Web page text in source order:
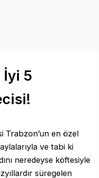
İyi 5
Trabzon’un en özel
ve tabi ki
neredeyse köftesiyle
süregelen